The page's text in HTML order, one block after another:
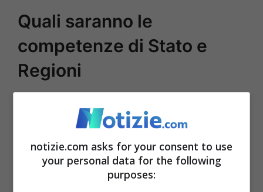
Quali saranno le
competenze di Stato e
Regioni
La legge delega riguarda in primis le leggi
sulla sicurezza delle costruzioni, che
necessita di un aggiornamento, anche alla
luce delle nuove tecniche costruttive e
notizie.com asks for your consent to use
your personal data for the following
purposes: